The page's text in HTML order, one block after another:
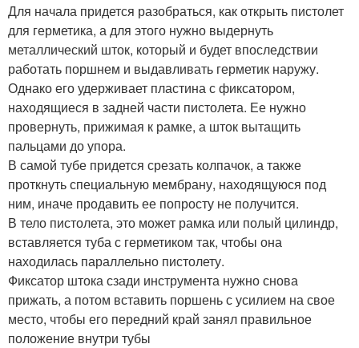
Для начала придется разобраться, как открыть пистолет
для герметика, а для этого нужно выдернуть
металлический шток, который и будет впоследствии
работать поршнем и выдавливать герметик наружу.
Однако его удерживает пластина с фиксатором,
находящиеся в задней части пистолета. Ее нужно
провернуть, прижимая к рамке, а шток вытащить
пальцами до упора.
В самой тубе придется срезать колпачок, а также
проткнуть специальную мембрану, находящуюся под
ним, иначе продавить ее попросту не получится.
В тело пистолета, это может рамка или полый цилиндр,
вставляется туба с герметиком так, чтобы она
находилась параллельно пистолету.
Фиксатор штока сзади инструмента нужно снова
прижать, а потом вставить поршень с усилием на свое
место, чтобы его передний край занял правильное
положение внутри тубы